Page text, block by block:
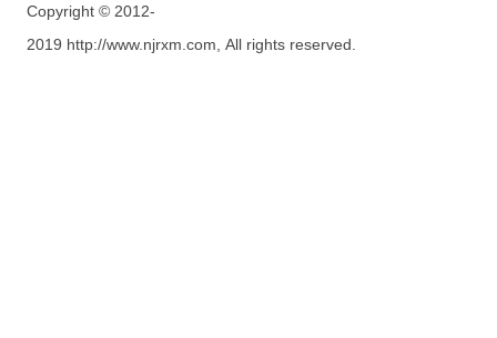
Copyright © 2012-
2019 http://www.njrxm.com, All rights reserved.